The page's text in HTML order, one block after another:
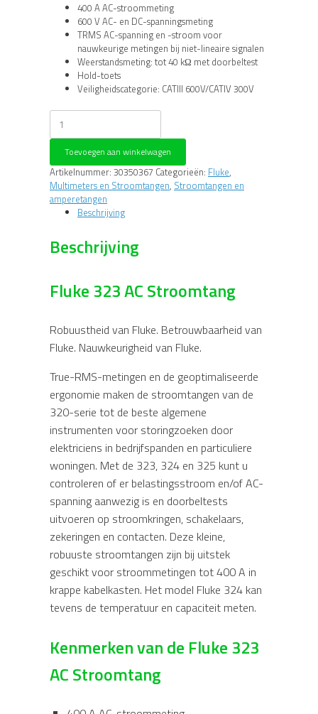
400 A AC-stroommeting
600 V AC- en DC-spanningsmeting
TRMS AC-spanning en -stroom voor
nauwkeurige metingen bij niet-lineaire signalen
Weerstandsmeting: tot 40 kΩ met doorbeltest
Hold-toets
Veiligheidscategorie: CATIII 600V/CATIV 300V
Fluke
323
AC
Stroomtang
aantal
Toevoegen aan winkelwagen
Artikelnummer: 30350367 Categorieën: Fluke,
Multimeters en Stroomtangen, Stroomtangen en
amperetangen
Beschrijving
Beschrijving
Fluke 323 AC Stroomtang
Robuustheid van Fluke. Betrouwbaarheid van
Fluke. Nauwkeurigheid van Fluke.
True-RMS-metingen en de geoptimaliseerde
ergonomie maken de stroomtangen van de
320-serie tot de beste algemene
instrumenten voor storingzoeken door
elektriciens in bedrijfspanden en particuliere
woningen. Met de 323, 324 en 325 kunt u
controleren of er belastingsstroom en/of AC-
spanning aanwezig is en doorbeltests
uitvoeren op stroomkringen, schakelaars,
zekeringen en contacten. Deze kleine,
robuuste stroomtangen zijn bij uitstek
geschikt voor stroommetingen tot 400 A in
krappe kabelkasten. Het model Fluke 324 kan
tevens de temperatuur en capaciteit meten.
Kenmerken van de Fluke 323
AC Stroomtang